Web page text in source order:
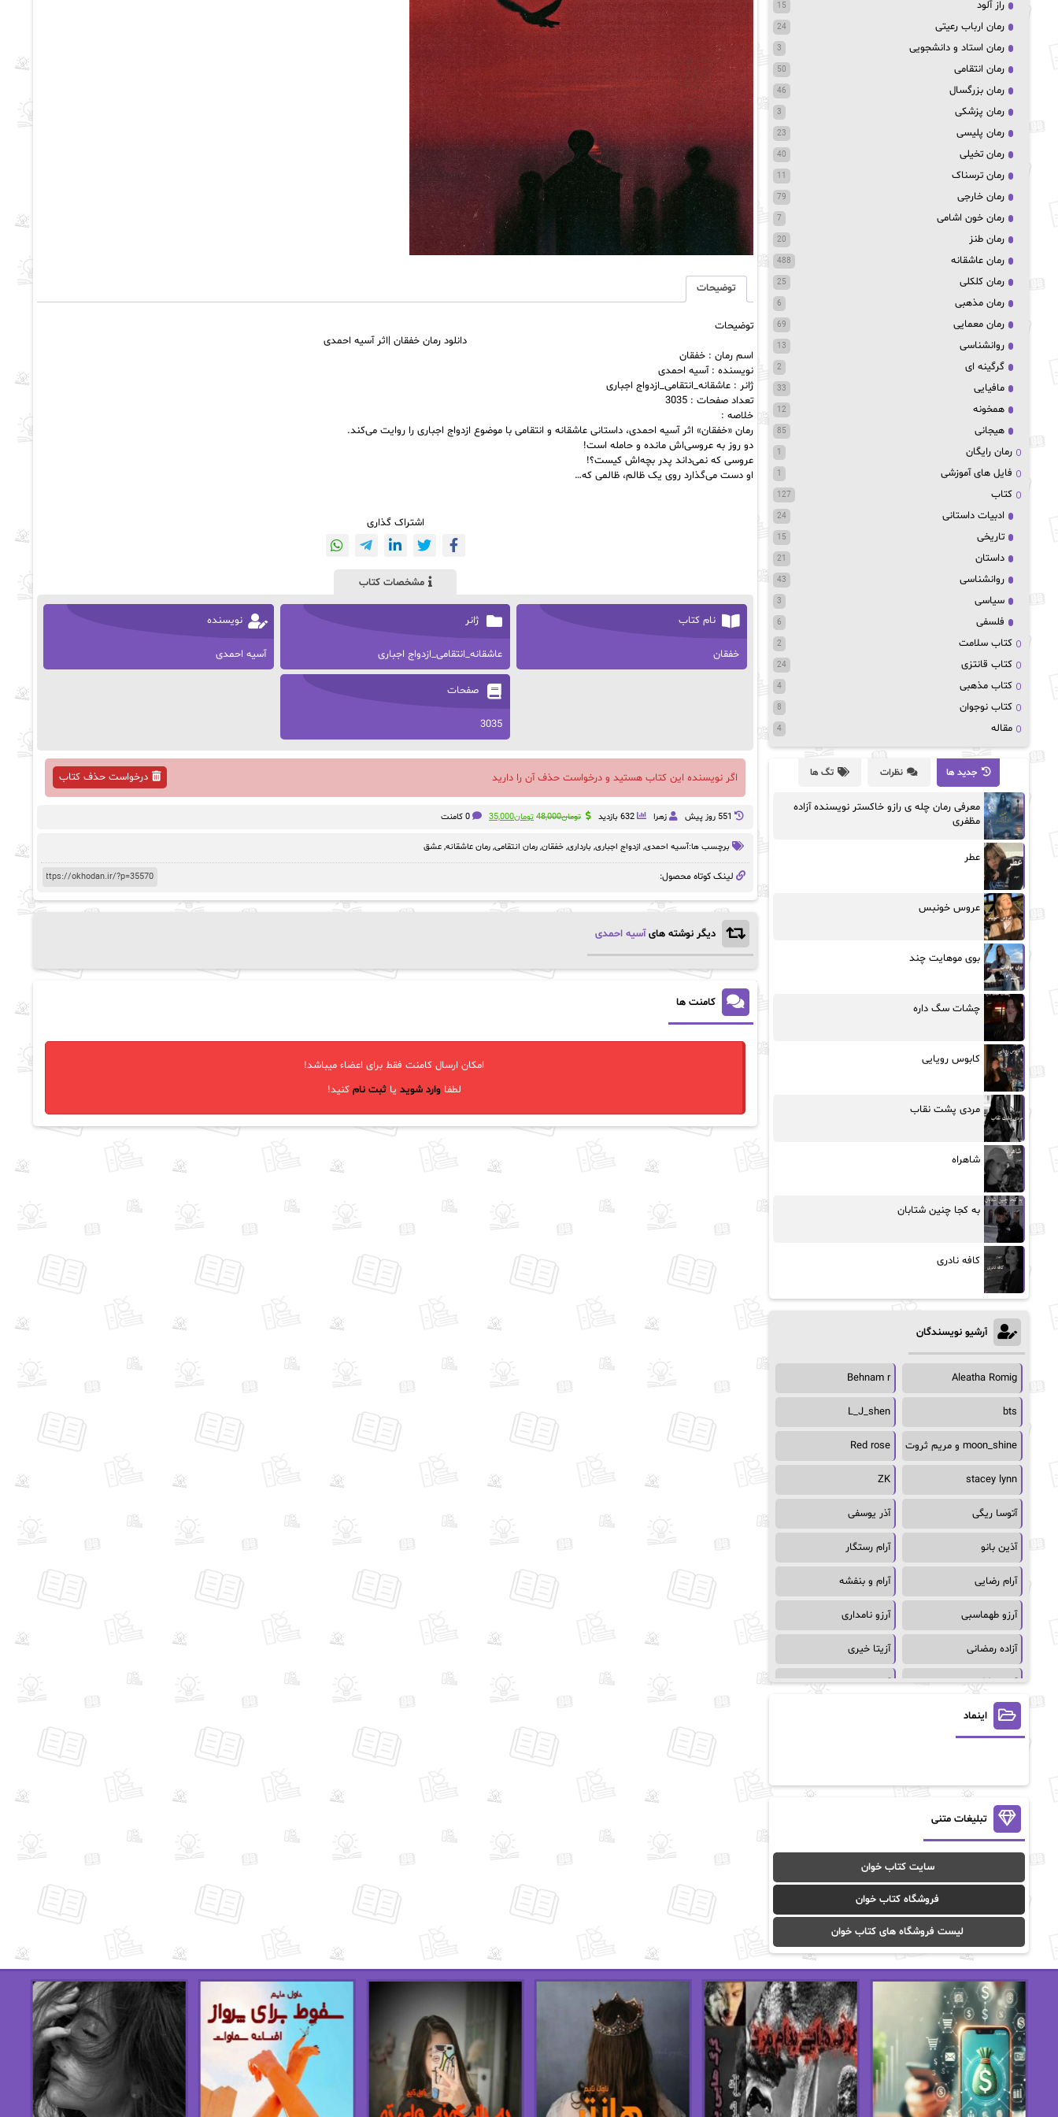
توضیحات
توضیحات
دانلود رمان خفقان |اثر آسیه احمدی
اسم رمان : خفقان
نویسنده : آسیه احمدی
ژانر : عاشقانه_انتقامی_ازدواج اجباری
تعداد صفحات : 3035
خلاصه :
رمان «خفقان» اثر آسیه احمدی، داستانی عاشقانه و انتقامی با موضوع ازدواج اجباری را روایت می‌کند.
دو روز به عروسی‌اش مانده و حامله است!
عروسی که نمی‌داند پدر بچه‌اش کیست؟!
او دست می‌گذارد روی یک ظالم، ظالمی که…
اشتراک گذاری
مشخصات کتاب
نام کتاب
خفقان
ژانر
عاشقانه_انتقامی_ازدواج اجباری
نویسنده
آسیه احمدی
صفحات
3035
اگر نویسنده این کتاب هستید و درخواست حذف آن را دارید درخواست حذف کتاب
551 روز پيش زهرا 632 بازدید تومان48,000 قیمت
بود.
تومان35,000قیمت0 کامنت
برچسب ها:آسیه احمدی, ازدواج اجباری, بارداری, خفقان, رمان انتقامی, رمان عاشقانه, عشق
لینک کوتاه محصول:
دیگر نوشته هایآسیه احمدی
کامنت ها
امکان ارسال کامنت فقط برای اعضاء میباشد!
لطفاوارد شوید یاثبت نام کنید!
راز آلود 15
رمان ارباب رعیتی 24
رمان استاد و دانشجویی 3
رمان انتقامی 50
رمان بزرگسال 46
رمان پزشکی 3
رمان پلیسی 23
رمان تخیلی 40
رمان ترسناک 11
رمان خارجی 79
رمان خون اشامی 7
رمان طنز 20
رمان عاشقانه 488
رمان کلکلی 25
رمان مذهبی 6
رمان معمایی 69
روانشناسی 13
گرگینه ای 2
مافیایی 33
همخونه 12
هیجانی 85
رمان رایگان 1
فایل های آموزشی 1
کتاب 127
ادبیات داستانی 24
تاریخی 15
داستان 21
روانشناسی 43
سیاسی 3
فلسفی 6
کتاب سلامت 2
کتاب قانتزی 24
کتاب مذهبی 4
کتاب نوجوان 8
مقاله 4
جدید ها نظرات تگ ها
معرفی رمان چله ی رازو خاکستر نویسنده آزاده
مظفری
عطر
عروس خونبس
بوی موهایت چند
چشات سگ داره
کابوس رویایی
مردی پشت نقاب
شاهراه
به کجا چنین شتابان
کافه نادری
آرشیو نویسندگان
Aleatha Romig
Behnam r
bts
L_J_shen
moon_shine و مریم ثروت Red rose
stacey lynn
ZK
آتوسا ریگی آذر یوسفی
آذین بانو آرام رستگار
آرام رضایی آرام و بنفشه
آرزو طهماسبی آرزو نامداری
آزاده رمضانی آزیتا خیری
آسمان64 آسمان۶۵
آسیه احمدی
آن ماری سلینکو آنا تاد
آنالیا
آوا موسوی آیدا (Aixi)
آیدا باقری آیسان صادقی
ا_اصغر زاده ا_اصغرزاده
اریک مورگنشترن از نیلوفر لاری
استفانی مهیر استل مسکم
اسما کافی اصغر زاده
افسانه سماوات اکرم محمدی
ال جی اسمیت الف صاد
اینماد
تبلیغات متنی
سایت کتاب خوان
فروشگاه کتاب خوان
لیست فروشگاه های کتاب خوان